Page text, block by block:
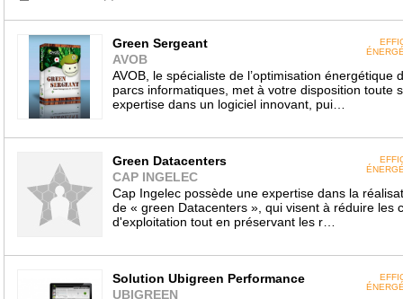
Green Sergeant
AVOB
AVOB, le spécialiste de l’optimisation énergétique
parcs informatiques, met à votre disposition toute
expertise dans un logiciel innovant, pui…
Green Datacenters
CAP INGELEC
Cap Ingelec possède une expertise dans la
de « green Datacenters », qui visent à réduire les
d'exploitation tout en préservant les r…
Solution Ubigreen Performance
UBIGREEN